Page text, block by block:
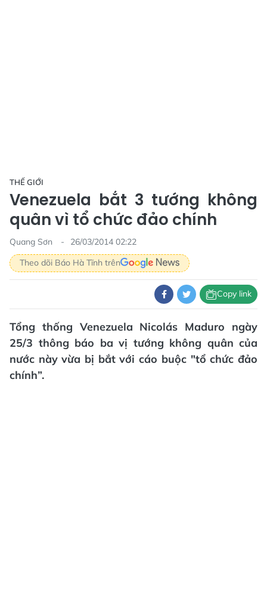
THẾ GIỚI
Venezuela bắt 3 tướng không
quân vì tổ chức đảo chính
Quang Sơn
26/03/2014 02:22
Theo dõi Báo Hà Tĩnh trên
Copy link
Tổng thống Venezuela Nicolás Maduro ngày
25/3 thông báo ba vị tướng không quân của
nước này vừa bị bắt với cáo buộc "tổ chức đảo
chính”.